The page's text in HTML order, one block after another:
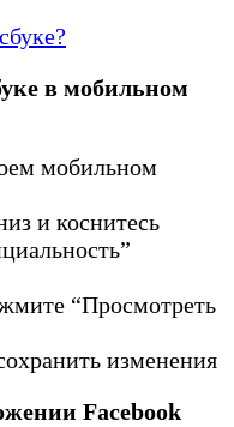
в мобильном
мобильном
и коснитесь
“Просмотреть
изменения
Facebook